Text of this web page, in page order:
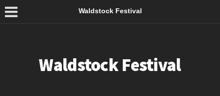
Waldstock Festival
Waldstock Festival